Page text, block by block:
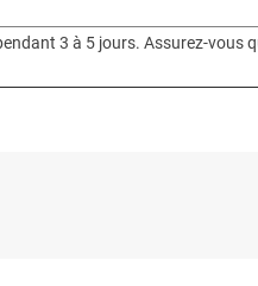
3 à 5 jours. Assurez-vous